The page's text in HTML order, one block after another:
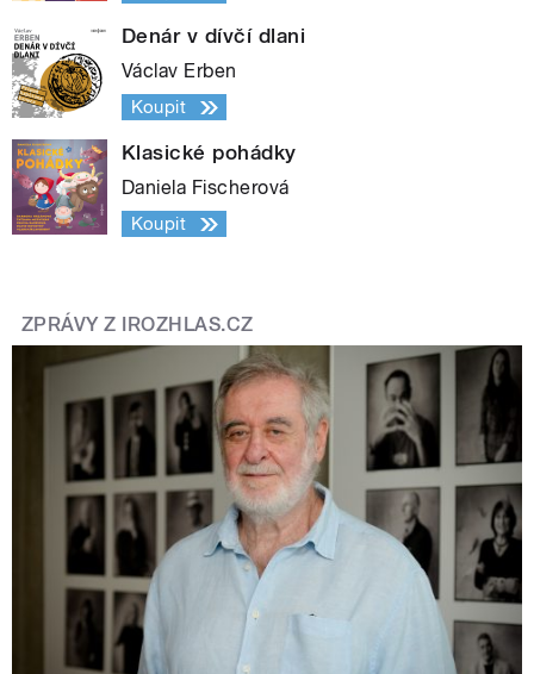
Denár v dívčí dlani
Václav Erben
Koupit
Klasické pohádky
Daniela Fischerová
Koupit
ZPRÁVY Z IROZHLAS.CZ